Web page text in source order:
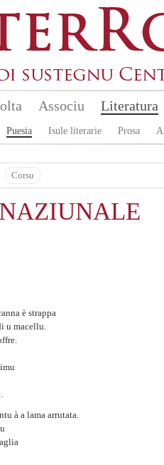
Associu Literatura
Puesia Isule literarie Prosa
Corsu
è strappa
u macellu.
à a lama arrutata.